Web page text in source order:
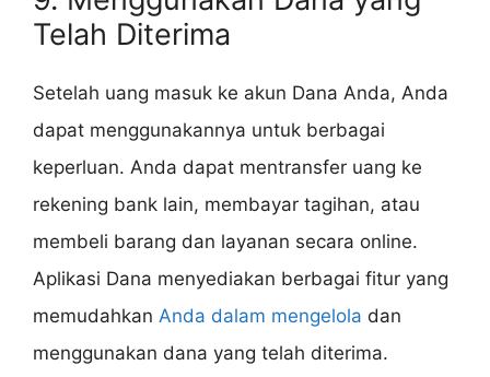
Telah Diterima
Setelah uang masuk ke akun Dana Anda, Anda
dapat menggunakannya untuk berbagai
keperluan. Anda dapat mentransfer uang ke
rekening bank lain, membayar tagihan, atau
membeli barang dan layanan secara online.
Aplikasi Dana menyediakan berbagai fitur yang
memudahkan Anda dalam mengelola dan
menggunakan dana yang telah diterima.